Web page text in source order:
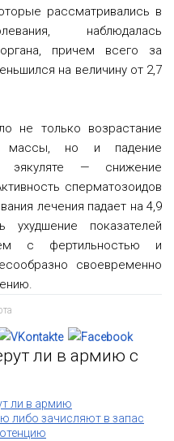
рассматривались в
наблюдалась
причем всего за
на величину от 2,7
не только возрастание
массы, но и падение
эякуляте — снижение
сперматозоидов
лечения падает на 4,9
показателей
с фертильностью и
своевременно
ли в армию с
ли в армию
либо зачисляют в запас